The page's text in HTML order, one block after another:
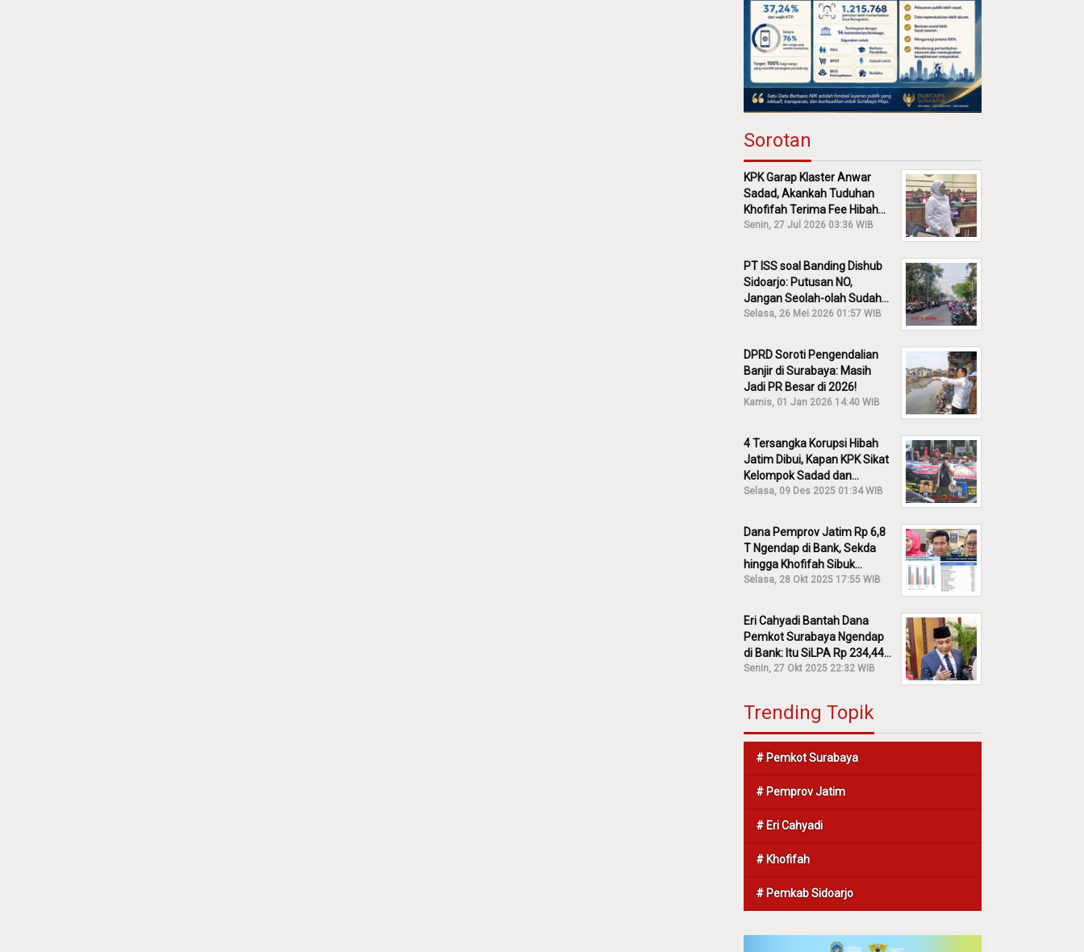
Sorotan
KPK Garap Klaster Anwar
Sadad, Akankah Tuduhan
Khofifah Terima Fee Hibah
30% Diusut?
Senin, 27 Jul 2026 03:36 WIB
PT ISS soal Banding Dishub
Sidoarjo: Putusan NO,
Jangan Seolah-olah Sudah
Menang!
Selasa, 26 Mei 2026 01:57 WIB
DPRD Soroti Pengendalian
Banjir di Surabaya: Masih
Jadi PR Besar di 2026!
Kamis, 01 Jan 2026 14:40 WIB
4 Tersangka Korupsi Hibah
Jatim Dibui, Kapan KPK Sikat
Kelompok Sadad dan
Iskandar?
Selasa, 09 Des 2025 01:34 WIB
Dana Pemprov Jatim Rp 6,8
T Ngendap di Bank, Sekda
hingga Khofifah Sibuk
Membantah!
Selasa, 28 Okt 2025 17:55 WIB
Eri Cahyadi Bantah Dana
Pemkot Surabaya Ngendap
di Bank: Itu SiLPA Rp 234,44
M!
Senin, 27 Okt 2025 22:32 WIB
Trending Topik
# Pemkot Surabaya
# Pemprov Jatim
# Eri Cahyadi
# Khofifah
# Pemkab Sidoarjo